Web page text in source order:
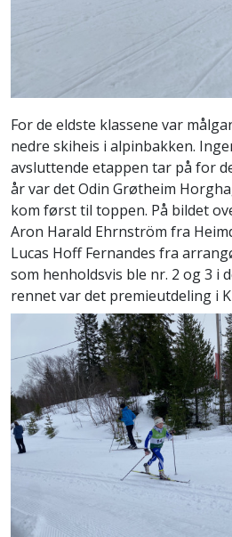
For de eldste klassene var
nedre skiheis i alpinbakken.
avsluttende etappen tar på for
år var det Odin Grøtheim
kom først til toppen. På bildet
Aron Harald Ehrnström fra
Lucas Hoff Fernandes fra
som henholdsvis ble nr. 2 og 3 i
rennet var det premieutdeling i